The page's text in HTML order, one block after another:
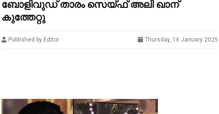
ബോളിവുഡ് താരം സെയ്ഫ് അലി ഖാന്
കുത്തേറ്റു
Published by Editor Thursday, 16 January 2025